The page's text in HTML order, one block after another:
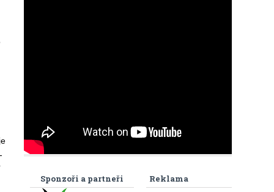
Reklama
Sponzoři a partneři